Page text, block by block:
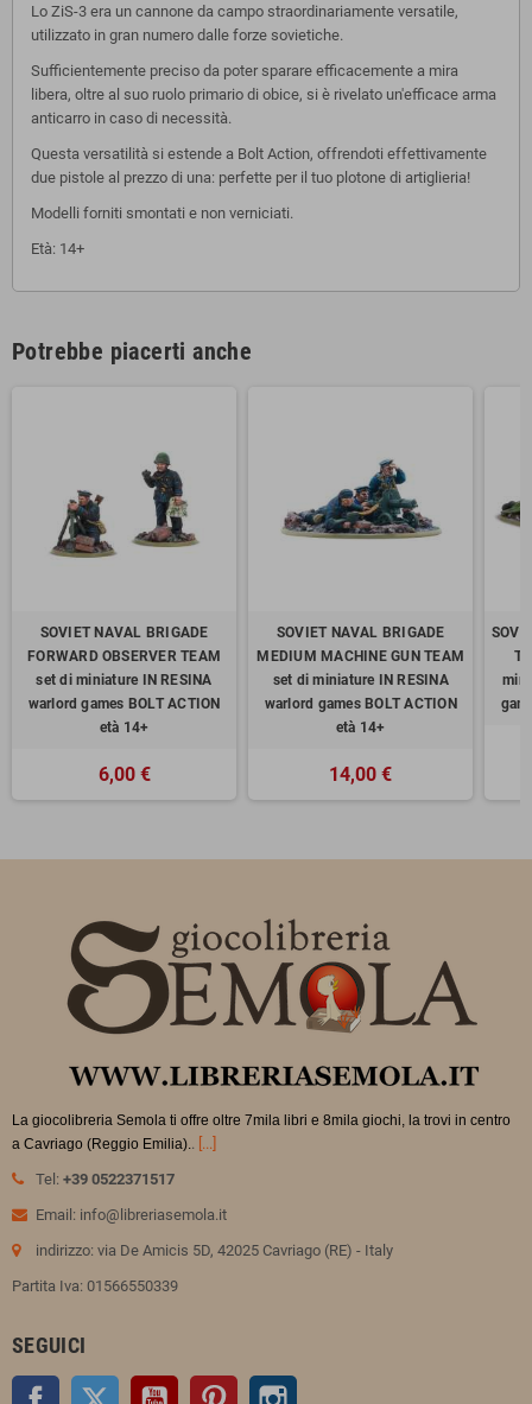
Lo ZiS-3 era un cannone da campo straordinariamente versatile,
utilizzato in gran numero dalle forze sovietiche.
Sufficientemente preciso da poter sparare efficacemente a mira
libera, oltre al suo ruolo primario di obice, si è rivelato un'efficace arma
anticarro in caso di necessità.
Questa versatilità si estende a Bolt Action, offrendoti effettivamente
due pistole al prezzo di una: perfette per il tuo plotone di artiglieria!
Modelli forniti smontati e non verniciati.
Età: 14+
Potrebbe piacerti anche
SOVIET NAVAL BRIGADE
FORWARD OBSERVER TEAM
set di miniature IN RESINA
warlord games BOLT ACTION
età 14+
6,00 €
SOVIET NAVAL BRIGADE
MEDIUM MACHINE GUN TEAM
set di miniature IN RESINA
warlord games BOLT ACTION
età 14+
14,00 €
La giocolibreria Semola ti offre oltre 7mila libri e 8mila giochi, la trovi in centro
a Cavriago (Reggio Emilia).. [...]
Tel: +39 0522371517
Email: info@libreriasemola.it
indirizzo: via De Amicis 5D, 42025 Cavriago (RE) - Italy
Partita Iva: 01566550339
SEGUICI
Facebook Twitter YouTube Pinterest